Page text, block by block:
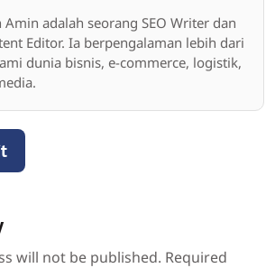
adalah seorang SEO Writer dan
Editor. Ia berpengalaman lebih dari
dunia bisnis, e-commerce, logistik,
will not be published. Required